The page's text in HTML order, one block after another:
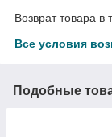
Возврат товара в
Все условия
Подобные